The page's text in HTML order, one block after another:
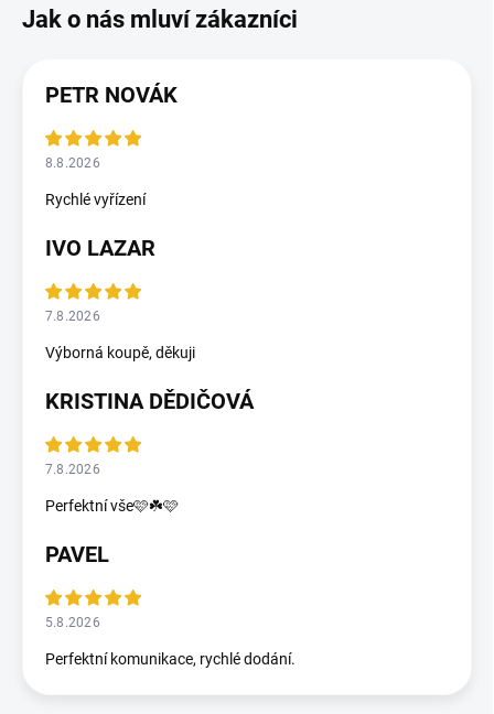
PETR NOVÁK
8.8.2026
Rychlé vyřízení
IVO LAZAR
7.8.2026
Výborná koupě, děkuji
KRISTINA DĚDIČOVÁ
7.8.2026
Perfektní vše🩷☘️🩷
PAVEL
5.8.2026
Perfektní komunikace, rychlé dodání.